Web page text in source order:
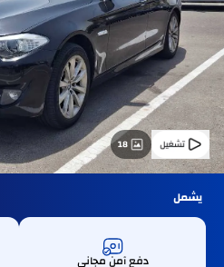
18
يشمل
دفع آمن مجاني